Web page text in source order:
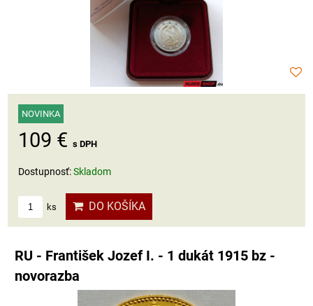
NOVINKA
109 € s DPH
Dostupnosť:Skladom
ks DO KOŠÍKA
RU - František Jozef I. - 1 dukát 1915 bz -
novorazba